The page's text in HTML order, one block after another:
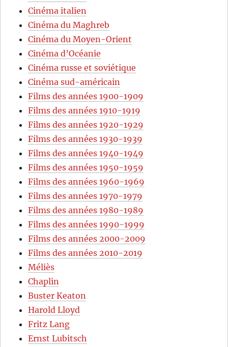
Cinéma italien
Cinéma du Maghreb
Cinéma du Moyen-Orient
Cinéma d’Océanie
Cinéma russe et soviétique
Cinéma sud-américain
Films des années 1900-1909
Films des années 1910-1919
Films des années 1920-1929
Films des années 1930-1939
Films des années 1940-1949
Films des années 1950-1959
Films des années 1960-1969
Films des années 1970-1979
Films des années 1980-1989
Films des années 1990-1999
Films des années 2000-2009
Films des années 2010-2019
Méliès
Chaplin
Buster Keaton
Harold Lloyd
Fritz Lang
Ernst Lubitsch